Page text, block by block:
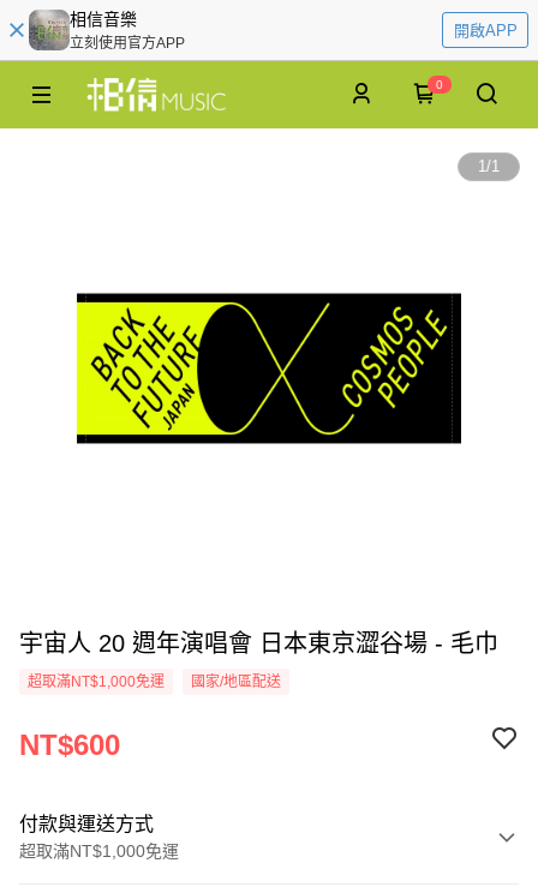
相信音樂
立刻使用官方APP
開啟APP
0
1/1
宇宙人 20 週年演唱會 日本東京澀谷場 - 毛巾
超取滿NT$1,000免運 國家/地區配送
NT$600
付款與運送方式
超取滿NT$1,000免運